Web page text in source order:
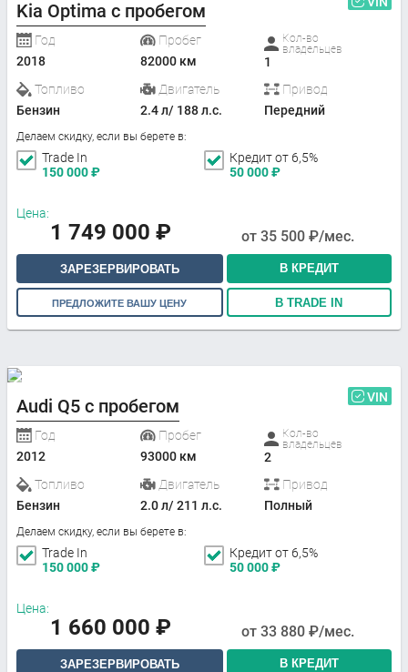
Kia Optima с пробегом
Год
2018
Пробег
82000 км
Кол-во
владельцев
1
Топливо
Бензин
Двигатель
2.4 л/ 188 л.с.
Привод
Передний
Делаем скидку, если вы берете в:
Trade In
150 000₽
Кредит от 6,5%
50 000₽
Цена:
1 749 000 ₽ от 35 500 ₽/мес.
ЗАРЕЗЕРВИРОВАТЬ В КРЕДИТ
ПРЕДЛОЖИТЕ ВАШУ ЦЕНУ В TRADE IN
Audi Q5 с пробегом VIN
Год
2012
Пробег
93000 км
Кол-во
владельцев
2
Топливо
Бензин
Двигатель
2.0 л/ 211 л.с.
Привод
Полный
Делаем скидку, если вы берете в:
Trade In
150 000₽
Кредит от 6,5%
50 000₽
Цена:
1 660 000 ₽ от 33 880 ₽/мес.
ЗАРЕЗЕРВИРОВАТЬ В КРЕДИТ